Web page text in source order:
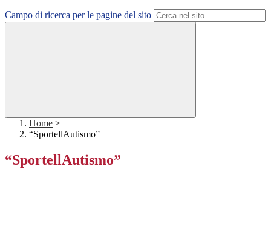
Campo di ricerca per le pagine del sito
Home >
“SportellAutismo”
“SportellAutismo”